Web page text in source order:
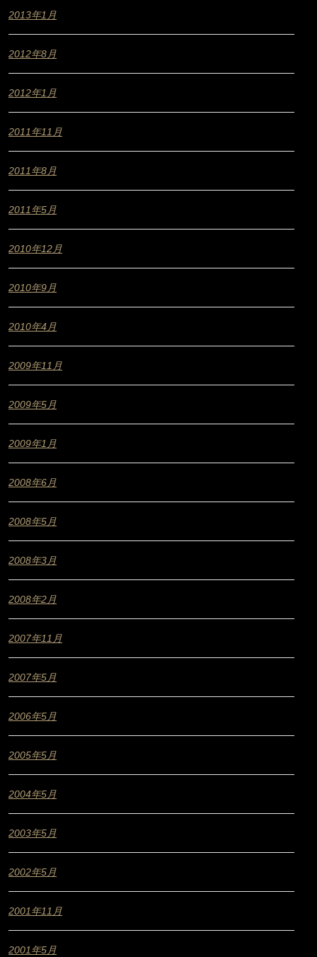
2013年1月
2012年8月
2012年1月
2011年11月
2011年8月
2011年5月
2010年12月
2010年9月
2010年4月
2009年11月
2009年5月
2009年1月
2008年6月
2008年5月
2008年3月
2008年2月
2007年11月
2007年5月
2006年5月
2005年5月
2004年5月
2003年5月
2002年5月
2001年11月
2001年5月